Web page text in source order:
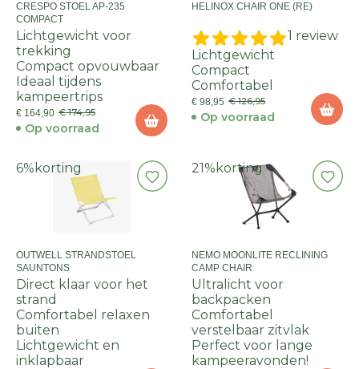
CRESPO STOEL AP-235
COMPACT
Lichtgewicht voor
trekking
Compact opvouwbaar
Ideaal tijdens
kampeertrips
€ 164,90 € 174,95
Op voorraad
HELINOX CHAIR ONE (RE)
1 review
Lichtgewicht
Compact
Comfortabel
€ 98,95 € 126,95
Op voorraad
6% korting
OUTWELL STRANDSTOEL
SAUNTONS
Direct klaar voor het
strand
Comfortabel relaxen
buiten
Lichtgewicht en
inklapbaar
21% korting
NEMO MOONLITE RECLINING
CAMP CHAIR
Ultralicht voor
backpacken
Comfortabel
verstelbaar zitvlak
Perfect voor lange
kampeeravonden!